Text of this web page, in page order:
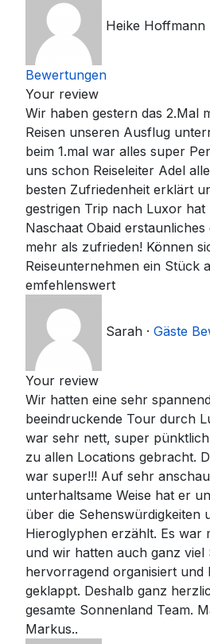
Heike Hoffmann
Bewertungen
Your review
Wir haben gestern das 2.Mal
Reisen unseren Ausflug
beim 1.mal war alles super
uns schon Reiseleiter Adel
besten Zufriedenheit erklärt
gestrigen Trip nach Luxor hat
Naschaat Obaid
mehr als zufrieden! Können
Reiseunternehmen ein Stück
emfehlenswert
Sarah · Gäste
Your review
Wir hatten eine sehr
beeindruckende Tour durch
war sehr nett, super
zu allen Locations gebracht.
war super!!! Auf sehr
unterhaltsame Weise hat er
über die Sehenswürdigkeiten
Hieroglyphen erzählt. Es war
und wir hatten auch ganz viel
hervorragend organisiert und
geklappt. Deshalb ganz
gesamte Sonnenland Team.
Markus..